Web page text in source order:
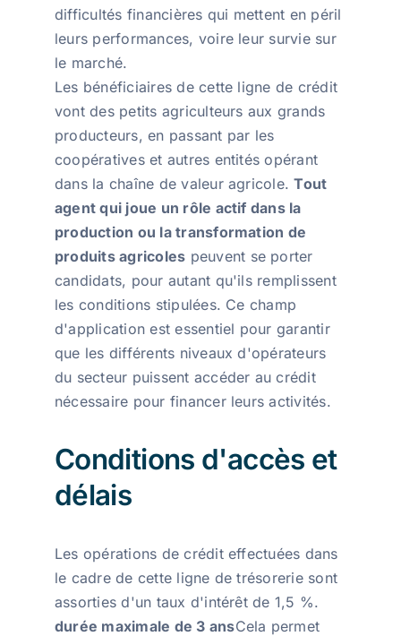
difficultés financières qui mettent en péril
leurs performances, voire leur survie sur
le marché.
Les bénéficiaires de cette ligne de crédit
vont des petits agriculteurs aux grands
producteurs, en passant par les
coopératives et autres entités opérant
dans la chaîne de valeur agricole.Tout
agent qui joue un rôle actif dans la
production ou la transformation de
produits agricoles peuvent se porter
candidats, pour autant qu'ils remplissent
les conditions stipulées. Ce champ
d'application est essentiel pour garantir
que les différents niveaux d'opérateurs
du secteur puissent accéder au crédit
nécessaire pour financer leurs activités.
Conditions d'accès et
délais
Les opérations de crédit effectuées dans
le cadre de cette ligne de trésorerie sont
assorties d'un taux d'intérêt de 1,5 %.
durée maximale de 3 ansCela permet